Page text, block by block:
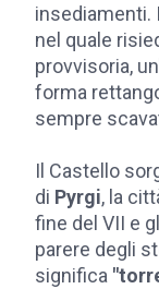
insediamenti. Il
nel quale
provvisoria,
forma
sempre
Il Castello
di Pyrgi, la
fine del VII e
parere degli
significa